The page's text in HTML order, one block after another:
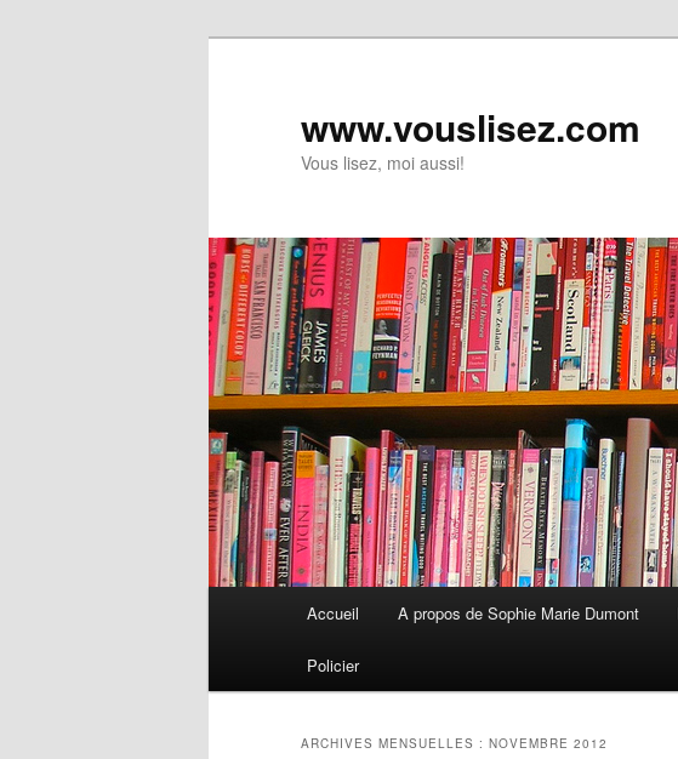
www.vouslisez.com
Vous lisez, moi aussi!
Aller
au
contenu
Aller
au
contenu
Accueil A propos de Sophie Marie Dumont
Policier
ARCHIVES MENSUELLES : NOVEMBRE 2012